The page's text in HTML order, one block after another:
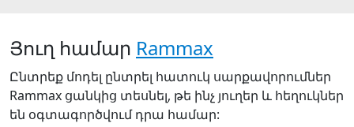
Յուղ համար Rammax
Ընտրեք մոդել ընտրել հատուկ սարքավորումներ
Rammax ցանկից տեսնել, թե ինչ յուղեր և հեղուկներ
են օգտագործվում դրա համար: